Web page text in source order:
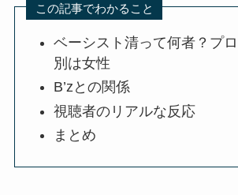
この記事でわかること
ベーシスト清って何者？プ
別は女性
B’zとの関係
視聴者のリアルな反応
まとめ